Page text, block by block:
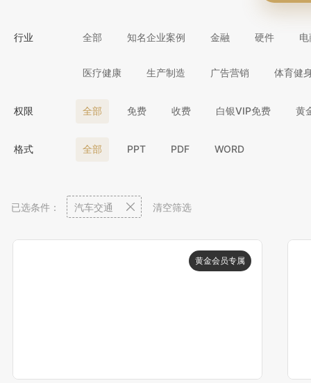
行业 全部 知名企业案例 金融 硬件
医疗健康 生产制造 广告营销 体育健
权限 全部 免费 收费 白银VIP免费 黄
格式 全部 PPT PDF WORD
已选条件： 汽车交通 清空筛选